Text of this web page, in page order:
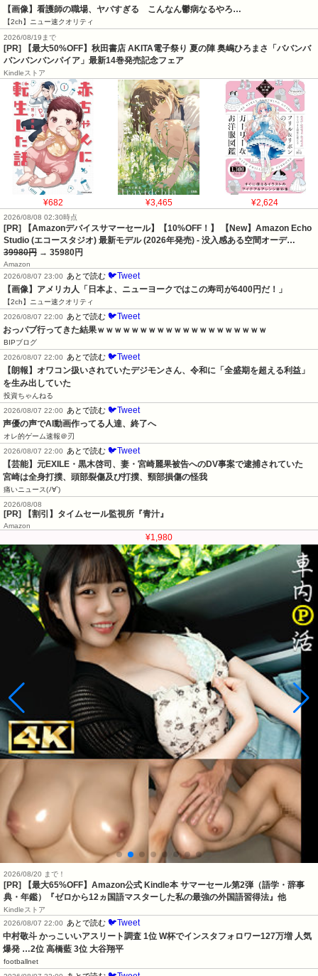
【画像】看護師の職場、ヤバすぎる　こんなん鬱病なるやろ…
【2ch】ニュー速クオリティ
2026/08/19まで
[PR] 【最大50%OFF】秋田書店 AKITA電子祭り 夏の陣 奥嶋ひろまさ「ババンバ
バンバンバンパイア」最新14巻発売記念フェア
Kindleストア
¥682 ¥3,465 ¥2,624
2026/08/08 02:30時点
[PR] 【Amazonデバイスサマーセール】【10%OFF！】 【New】Amazon Echo
Studio (エコースタジオ) 最新モデル (2026年発売) - 没入感ある空間オーデ…
39980円 → 35980円
Amazon
2026/08/07 23:00
あとで読む 🐦Tweet
【画像】アメリカ人「日本よ、ニューヨークではこの寿司が6400円だ！」
【2ch】ニュー速クオリティ
2026/08/07 22:00
あとで読む 🐦Tweet
おっパブ行ってきた結果ｗｗｗｗｗｗｗｗｗｗｗｗｗｗｗｗｗｗｗｗ
BIPブログ
2026/08/07 22:00
あとで読む 🐦Tweet
【朗報】オワコン扱いされていたデジモンさん、令和に「全盛期を超える利益」
を生み出していた
投資ちゃんねる
2026/08/07 22:00
あとで読む 🐦Tweet
声優の声でAI動画作ってる人達、終了へ
オレ的ゲーム速報＠刃
2026/08/07 22:00
あとで読む 🐦Tweet
【芸能】元EXILE・黒木啓司、妻・宮崎麗果被告へのDV事案で逮捕されていた
宮崎は全身打撲、頭部裂傷及び打撲、頸部損傷の怪我
痛いニュース(ﾉ∀`)
2026/08/08
[PR] 【割引】タイムセール監視所『青汁』
Amazon
¥1,980
2026/08/20 まで！
[PR]
【最大65%OFF】Amazon公式 Kindle本 サマーセール第2弾（語学・辞事
典・年鑑）『ゼロから12ヵ国語マスターした私の最強の外国語習得法』他
Kindleストア
2026/08/07 22:00
あとで読む 🐦Tweet
中村敬斗 かっこいいアスリート調査 1位 W杯でインスタフォロワー127万増 人気
爆発 …2位 高橋藍 3位 大谷翔平
footballnet